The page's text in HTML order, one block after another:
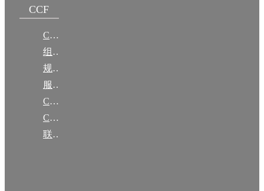
CCF
CCF简介
组织机构
规章
服务项目
CCF大事记
CCF创建60周年
联系我们